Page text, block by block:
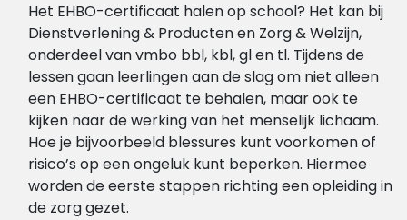
Het EHBO-certificaat halen op school? Het kan bij
Dienstverlening & Producten en Zorg & Welzijn,
onderdeel van vmbo bbl, kbl, gl en tl. Tijdens de
lessen gaan leerlingen aan de slag om niet alleen
een EHBO-certificaat te behalen, maar ook te
kijken naar de werking van het menselijk lichaam.
Hoe je bijvoorbeeld blessures kunt voorkomen of
risico’s op een ongeluk kunt beperken. Hiermee
worden de eerste stappen richting een opleiding in
de zorg gezet.